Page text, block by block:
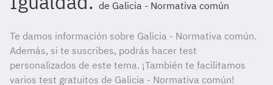
de Galicia - Normativa común
Te damos información sobre Galicia - Normativa común.
Además, si te suscribes, podrás hacer test
personalizados de este tema. ¡También te facilitamos
varios test gratuitos de Galicia - Normativa común!